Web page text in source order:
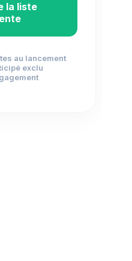
la liste
au lancement
exclu